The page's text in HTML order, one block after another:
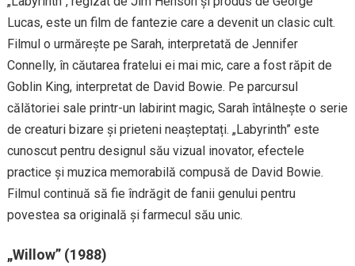
Lucas, este un film de fantezie care a devenit un clasic cult.
Filmul o urmărește pe Sarah, interpretată de Jennifer
Connelly, în căutarea fratelui ei mai mic, care a fost răpit de
Goblin King, interpretat de David Bowie. Pe parcursul
călătoriei sale printr-un labirint magic, Sarah întâlnește o serie
de creaturi bizare și prieteni neașteptați. „Labyrinth” este
cunoscut pentru designul său vizual inovator, efectele
practice și muzica memorabilă compusă de David Bowie.
Filmul continuă să fie îndrăgit de fanii genului pentru
povestea sa originală și farmecul său unic.
„Willow” (1988)